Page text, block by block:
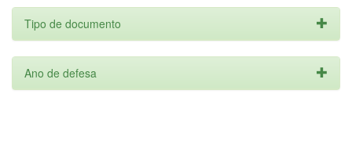
Tipo de documento
Ano de defesa